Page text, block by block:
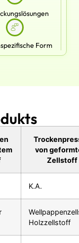
Form
von
Zellstoff
K.A.
Holzzellstoff